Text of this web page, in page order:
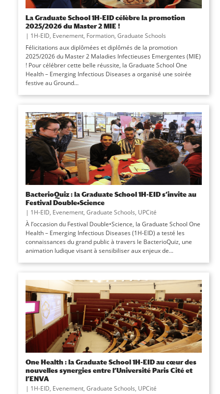
La Graduate School 1H-EID célèbre la promotion
2025/2026 du Master 2 MIE !
| 1H-EID, Evenement, Formation, Graduate Schools
Félicitations aux diplômées et diplômés de la promotion
2025/2026 du Master 2 Maladies Infectieuses Emergentes (MIE)
! Pour célébrer cette belle réussite, la Graduate School One
Health – Emerging Infectious Diseases a organisé une soirée
festive au Ground...
BacterioQuiz : la Graduate School 1H-EID s’invite au
Festival Double•Science
| 1H-EID, Evenement, Graduate Schools, UPCité
À l’occasion du Festival Double•Science, la Graduate School One
Health – Emerging Infectious Diseases (1H-EID) a testé les
connaissances du grand public à travers le BacterioQuiz, une
animation ludique visant à sensibiliser aux enjeux de...
One Health : la Graduate School 1H-EID au cœur des
nouvelles synergies entre l’Université Paris Cité et
l’ENVA
| 1H-EID, Evenement, Graduate Schools, UPCité